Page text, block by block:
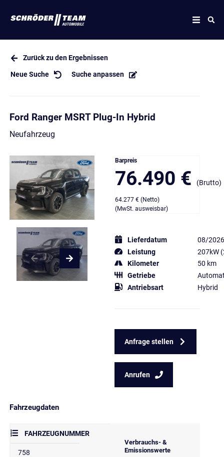
Zurück zu den Ergebnissen
Neue Suche Suche anpassen
Ford Ranger MSRT Plug-In Hybrid
Neufahrzeug
Barpreis
76.490 € (Brutto)
64.277 € (Netto)
(MwSt. ausweisbar)
Lieferdatum
08/2026
Leistung
207kW
Kilometer
50 km
Getriebe
Antriebsart
Hybrid
Anfrage stellen
Anrufen
Fahrzeugdaten
FAHRZEUGNUMMER
758
Verbrauchs- &
Emissionswerte